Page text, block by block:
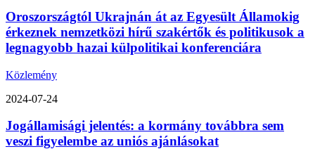
Oroszországtól Ukrajnán át az Egyesült Államokig
érkeznek nemzetközi hírű szakértők és politikusok a
legnagyobb hazai külpolitikai konferenciára
Közlemény
2024-07-24
Jogállamisági jelentés: a kormány továbbra sem
veszi figyelembe az uniós ajánlásokat